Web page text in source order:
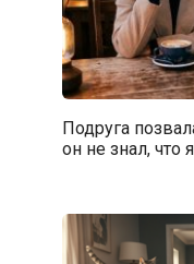
Подруга
он не знал, что